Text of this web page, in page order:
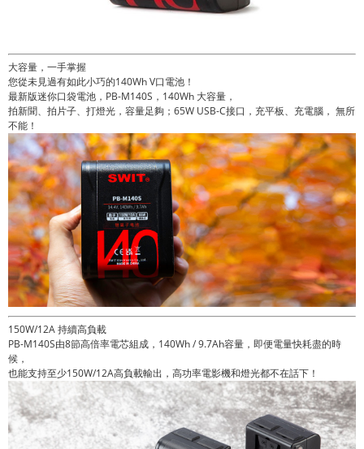
大容量，一手掌握
您從未見過有如此小巧的140Wh V口電池！
最新版迷你口袋電池，PB-M140S，140Wh 大容量，
拍新聞、拍片子、打燈光，容量足夠；65W USB-C接口，充平板、充電腦， 無所
不能！
150W/12A 持續高負載
PB-M140S由8節高倍率電芯組成，140Wh / 9.7Ah容量，即便電量快耗盡的時
候，
也能支持至少150W/12A高負載輸出，高功率電影機和燈光都不在話下！